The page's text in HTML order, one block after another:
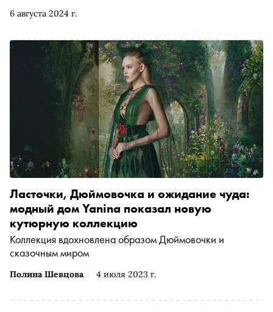
6 августа 2024 г.
Полина Шевцова 4 июля 2023 г.
Ласточки, Дюймовочка и ожидание чуда:
модный дом Yanina показал новую
кутюрную коллекцию
Коллекция вдохновлена образом Дюймовочки и
сказочным миром